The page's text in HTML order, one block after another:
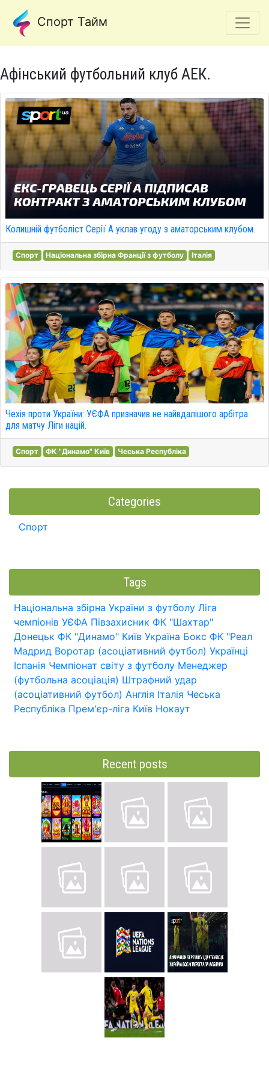
Спорт Тайм
Афінський футбольний клуб АЕК.
Колишній футболіст Серії А уклав угоду з аматорським клубом.
Спорт Національна збірна Франції з футболу Італія
Чехія проти України: УЄФА призначив не найвдалішого арбітра
для матчу Ліги націй.
Спорт ФК "Динамо" Київ Чеська Республіка
Categories
Спорт
Tags
Національна збірна України з футболу Ліга
чемпіонів УЄФА Півзахисник ФК "Шахтар"
Донецьк ФК "Динамо" Київ Україна Бокс ФК "Реал
Мадрид Воротар (асоціативний футбол) Українці
Іспанія Чемпіонат світу з футболу Менеджер
(футбольна асоціація) Штрафний удар
(асоціативний футбол) Англія Італія Чеська
Республіка Прем'єр-ліга Київ Нокаут
Recent posts